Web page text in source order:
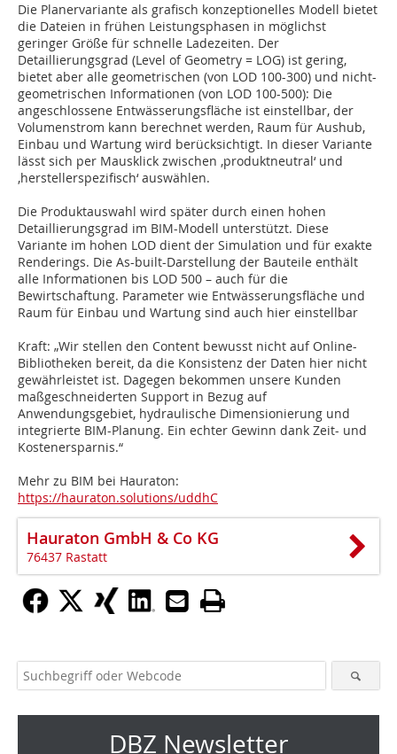
Die Planervariante als grafisch konzeptionelles Modell bietet
die Dateien in frühen Leistungsphasen in möglichst
geringer Größe für schnelle Ladezeiten. Der
Detaillierungsgrad (Level of Geometry = LOG) ist gering,
bietet aber alle geometrischen (von LOD 100-300) und nicht-
geometrischen Informationen (von LOD 100-500): Die
angeschlossene Entwässerungsfläche ist einstellbar, der
Volumenstrom kann berechnet werden, Raum für Aushub,
Einbau und Wartung wird berücksichtigt. In dieser Variante
lässt sich per Mausklick zwischen ‚produktneutral‘ und
‚herstellerspezifisch‘ auswählen.
Die Produktauswahl wird später durch einen hohen
Detaillierungsgrad im BIM-Modell unterstützt. Diese
Variante im hohen LOD dient der Simulation und für exakte
Renderings. Die As-built-Darstellung der Bauteile enthält
alle Informationen bis LOD 500 – auch für die
Bewirtschaftung. Parameter wie Entwässerungsfläche und
Raum für Einbau und Wartung sind auch hier einstellbar
Kraft: „Wir stellen den Content bewusst nicht auf Online-
Bibliotheken bereit, da die Konsistenz der Daten hier nicht
gewährleistet ist. Dagegen bekommen unsere Kunden
maßgeschneiderten Support in Bezug auf
Anwendungsgebiet, hydraulische Dimensionierung und
integrierte BIM-Planung. Ein echter Gewinn dank Zeit- und
Kostenersparnis.“
Mehr zu BIM bei Hauraton:
https://hauraton.solutions/uddhC
Hauraton GmbH & Co KG
76437 Rastatt
DBZ Newsletter